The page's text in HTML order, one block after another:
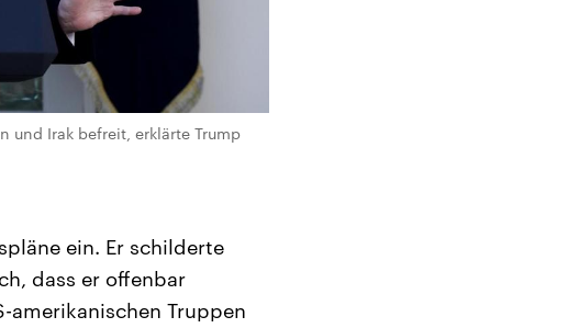
und Irak befreit, erklärte Trump
ein. Er schilderte
dass er offenbar
amerikanischen Truppen